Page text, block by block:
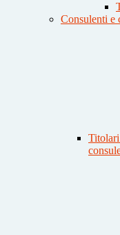
Consulenti e